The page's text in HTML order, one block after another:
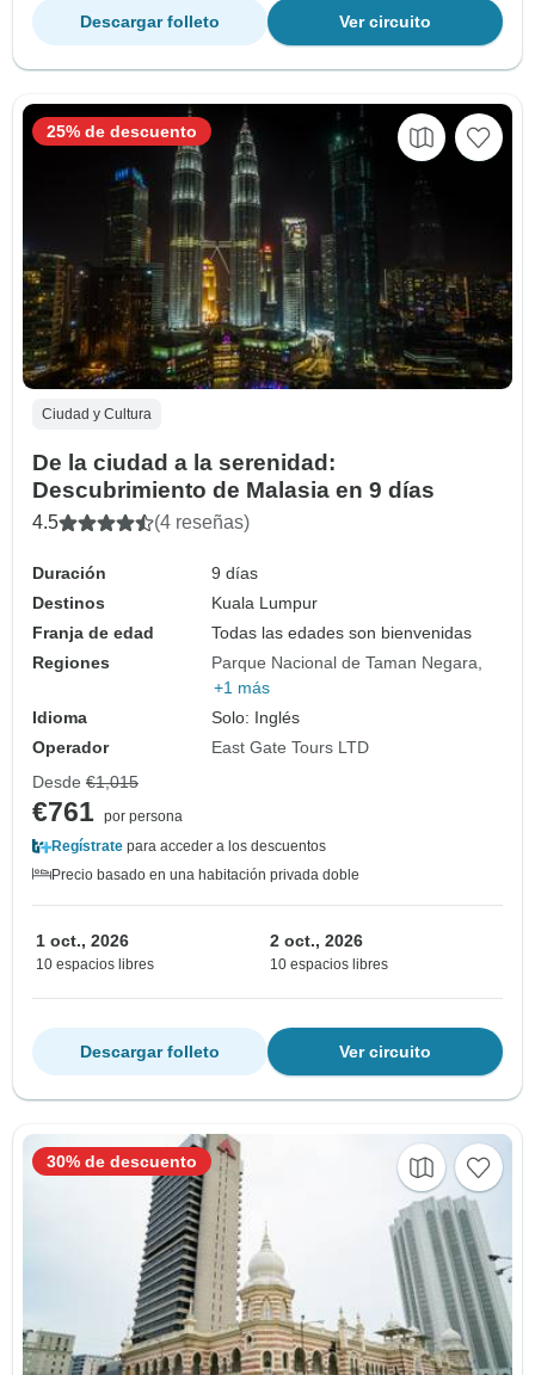
Ver circuito
Descargar folleto
Ciudad y Cultura
De la ciudad a la serenidad:
Descubrimiento de Malasia en 9 días
4.5 (4 reseñas)
Duración
9 días
Destinos
Kuala Lumpur
Franja de edad
Todas las edades son bienvenidas
Regiones
Parque Nacional de Taman Negara
+1 más
Idioma
Solo: Inglés
Operador
East Gate Tours LTD
25% de descuento
Desde €1,015
€761 por persona
Regístrate para acceder a los descuentos
Precio basado en una habitación privada doble
1 oct., 2026
10 espacios libres
2 oct., 2026
10 espacios libres
Ver circuito
Descargar folleto
30% de descuento